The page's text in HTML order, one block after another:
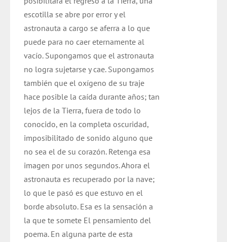
escotilla se abre por error y el
astronauta a cargo se aferra a lo que
puede para no caer eternamente al
vacío. Supongamos que el astronauta
no logra sujetarse y cae. Supongamos
también que el oxígeno de su traje
hace posible la caída durante años; tan
lejos de la Tierra, fuera de todo lo
conocido, en la completa oscuridad,
imposibilitado de sonido alguno que
no sea el de su corazón. Retenga esa
imagen por unos segundos. Ahora el
astronauta es recuperado por la nave;
lo que le pasó es que estuvo en el
borde absoluto. Esa es la sensación a
la que te somete El pensamiento del
poema. En alguna parte de esta